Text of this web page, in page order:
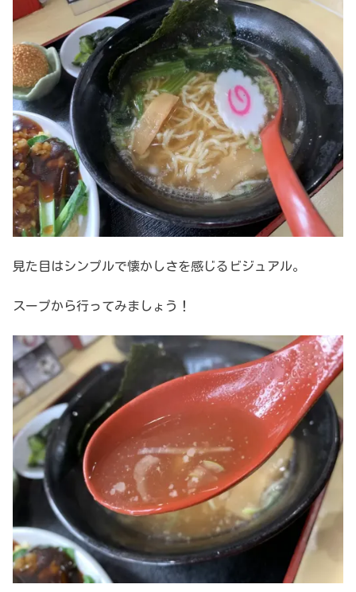
見た目はシンプルで懐かしさを感じるビジュアル。
スープから行ってみましょう！